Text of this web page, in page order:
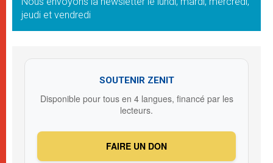
jeudi et vendredi
SOUTENIR ZENIT
Disponible pour tous en 4 langues, financé par les
lecteurs.
FAIRE UN DON